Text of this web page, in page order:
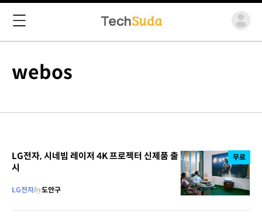
webos
LG전자, 시네빔 레이저 4K 프로젝터 신제품 출
시
LG전자by도안구
무료